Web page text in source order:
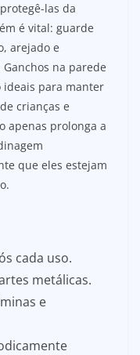
las da
é vital: guarde
arejado e
na parede
para manter
crianças e
apenas prolonga a
que eles estejam
cada uso.
metálicas.
e